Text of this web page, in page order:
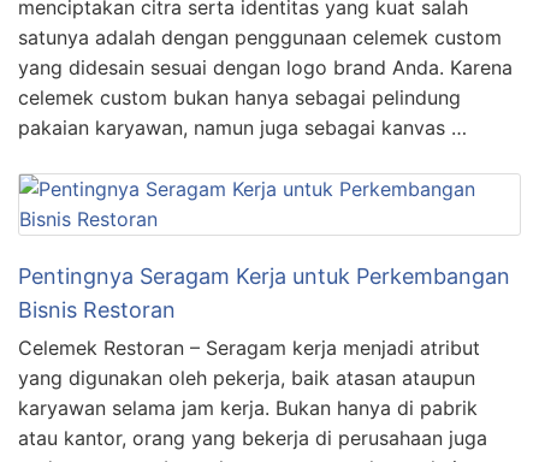
menciptakan citra serta identitas yang kuat salah
satunya adalah dengan penggunaan celemek custom
yang didesain sesuai dengan logo brand Anda. Karena
celemek custom bukan hanya sebagai pelindung
pakaian karyawan, namun juga sebagai kanvas …
Pentingnya Seragam Kerja untuk Perkembangan
Bisnis Restoran
Celemek Restoran – Seragam kerja menjadi atribut
yang digunakan oleh pekerja, baik atasan ataupun
karyawan selama jam kerja. Bukan hanya di pabrik
atau kantor, orang yang bekerja di perusahaan juga